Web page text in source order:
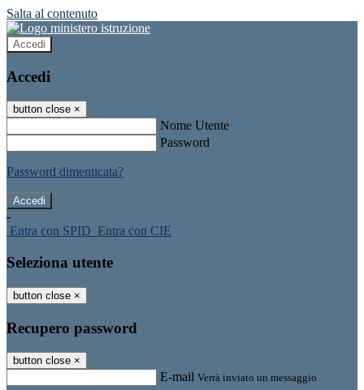
Salta al contenuto
Accedi
Accedi
button close ×
Nome Utente
Password
Password dimenticata?
-
Entra con SPID Entra con CIE
Seleziona utente
button close ×
Recupero password
button close ×
E-mail Verrà inviato un messaggio